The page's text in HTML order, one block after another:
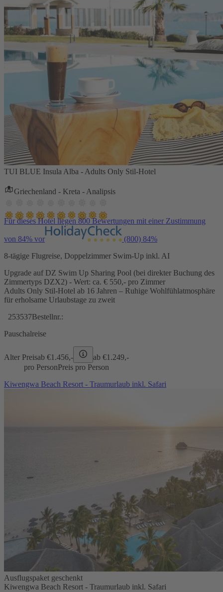
TUI BLUE Insula Alba - Adults Only Stil-Hotel
Griechenland - Kreta - Analipsis
Für dieses Hotel liegen 800 Bewertungen mit einer Zustimmung
von 84% vor (800) 84%
8-tägige Flugreise, Doppelzimmer Swim-Up inkl. AI
Upgrade auf DZ Swim Up Sharing Pool (bei direkter Buchung des
Zimmertyps DZX2) - Wert: ca. € 550,- pro Zimmer
Adults Only Stil-Hotel ab 16 Jahren – Ruhige Wohlfühlatmosphäre
für erholsame Urlaubstage zu zweit
253537Bestellnr.:
Pauschalreise
Alter Preisab €1.456,- ab €1.249,-
pro PersonPreis pro Person
Kiwengwa Beach Resort - Traumurlaub inkl. Safari
Ausflugspaket geschenkt
Kiwengwa Beach Resort - Traumurlaub inkl. Safari